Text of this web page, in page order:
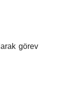
görev